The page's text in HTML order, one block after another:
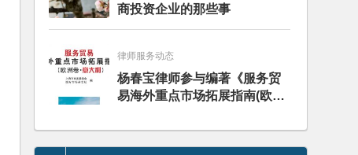
商投资企业的那些事
律师服务动态
杨春宝律师参与编著《服务贸
易海外重点市场拓展指南(欧洲